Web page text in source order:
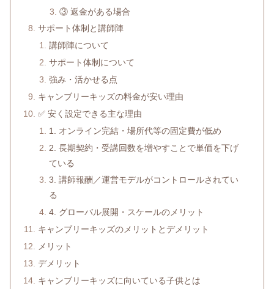
③ 返金がある場合
サポート体制と講師陣
講師陣について
サポート体制について
強み・活かせる点
キャンブリーキッズの料金が安い理由
✅ 安く設定できる主な理由
1. オンライン完結・場所代等の固定費が低め
2. 長期契約・受講回数を増やすことで単価を下げ
ている
3. 講師報酬／運営モデルがコントロールされてい
る
4. グローバル展開・スケールのメリット
キャンブリーキッズのメリットとデメリット
メリット
デメリット
キャンブリーキッズに向いている子供とは